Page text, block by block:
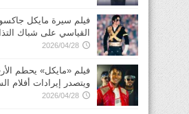
فيلم سيرة مايكل
القياسي على شباك
2026/04/28
فيلم «مايكل» يحطم
ويتصدر إيرادات أفلام
2026/04/28